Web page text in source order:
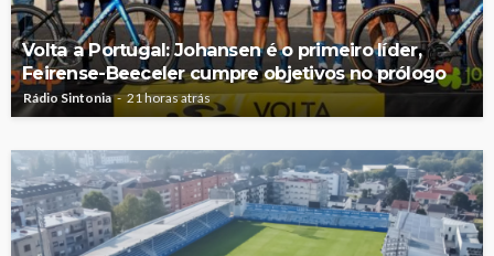
Volta a Portugal: Johansen é o primeiro líder,
Feirense-Beeceler cumpre objetivos no prólogo
Rádio Sintonia 21 horas atrás